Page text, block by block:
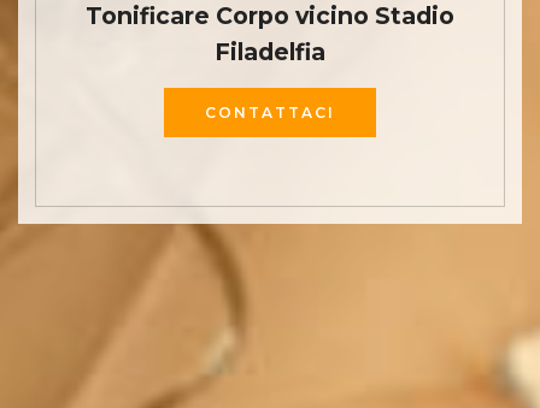
Tonificare Corpo vicino Stadio
Filadelfia
CONTATTACI